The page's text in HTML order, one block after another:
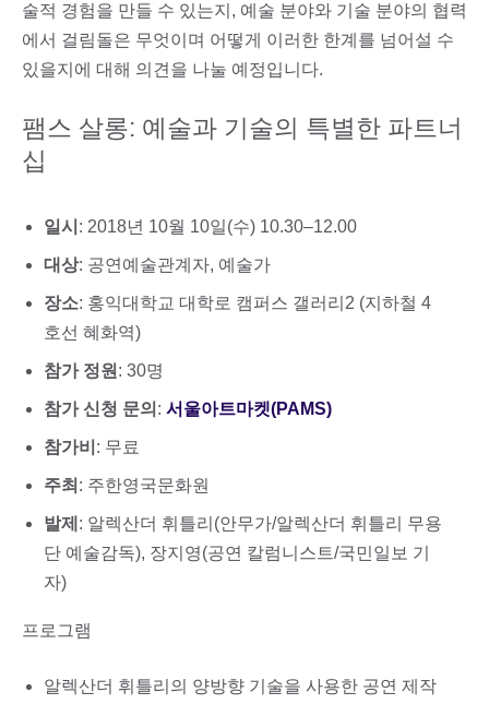
술적 경험을 만들 수 있는지, 예술 분야와 기술 분야의 협력
에서 걸림돌은 무엇이며 어떻게 이러한 한계를 넘어설 수
있을지에 대해 의견을 나눌 예정입니다.
팸스 살롱: 예술과 기술의 특별한 파트너
십
일시 : 2018년 10월 10일(수) 10.30–12.00
대상: 공연예술관계자, 예술가
장소: 홍익대학교 대학로 캠퍼스 갤러리2 (지하철 4
호선 혜화역)
참가 정원 : 30명
참가 신청 문의 : 서울아트마켓(PAMS)
참가비 : 무료
주최 : 주한영국문화원
발제 : 알렉산더 휘틀리(안무가/알렉산더 휘틀리 무용
단 예술감독), 장지영(공연 칼럼니스트/국민일보 기
자)
프로그램
알렉산더 휘틀리의 양방향 기술을 사용한 공연 제작